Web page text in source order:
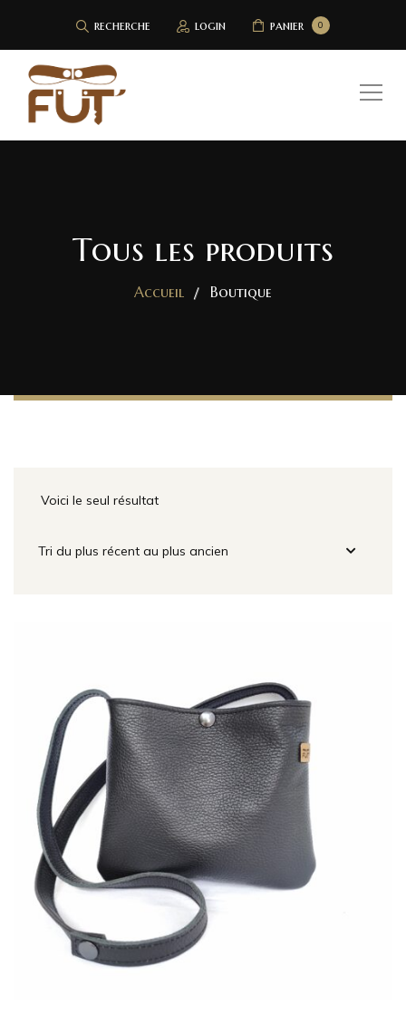
recherche login 0
panier
Tous les produits
Accueil Boutique
Voici le seul résultat